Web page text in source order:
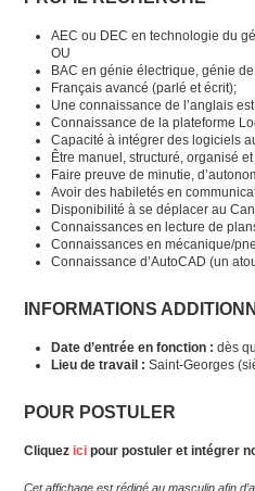
AEC ou DEC en technologie du
OU
BAC en génie électrique, génie
Français avancé (parlé et écrit);
Une connaissance de l’anglais
Connaissance de la plateforme
Capacité à intégrer des logiciels
Être manuel, structuré, organisé
Faire preuve de minutie,
Avoir des habiletés en
Disponibilité à se déplacer au
Connaissances en lecture de
Connaissances en mécanique/
Connaissance d’AutoCAD (un
INFORMATIONS
Date d’entrée en fonction : dès
Lieu de travail : Saint-Georges
POUR POSTULER
Cliquez ici pour postuler et intégrer
Cet affichage est rédigé au masculin afin